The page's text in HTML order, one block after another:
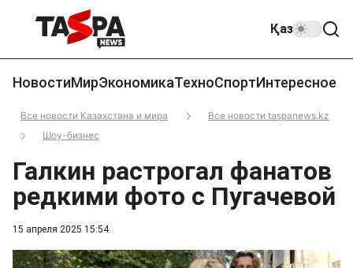
Қаз
НовостиМирЭкономикаТехноСпортИнтересное
Все новости Казахстана и мира
Все новости taspanews.kz
Шоу-бизнес
15 апреля 2025 15:54
Галкин растрогал фанатов
редкими фото с Пугачевой